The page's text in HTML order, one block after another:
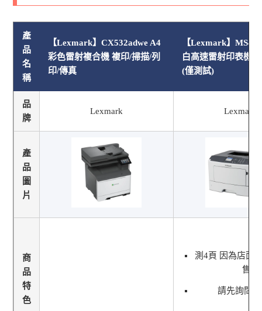
產
品
名
稱
【Lexmark】CX532adwe A4
彩色雷射複合機 複印/掃描/列
印/傳真
【Lexmark】
白高速雷射印表機(
(僅測試)
品
牌
Lexmark Lexmark
產
品
圖
片
商
品
特
色
測4頁 因為店面
售
請先詢問